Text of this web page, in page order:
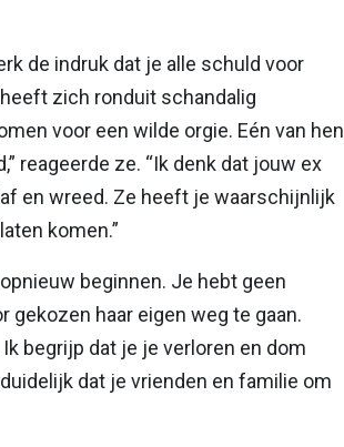
de indruk dat je alle schuld voor
zich ronduit schandalig
voor een wilde orgie. Eén van hen
reageerde ze. “Ik denk dat jouw ex
en wreed. Ze heeft je waarschijnlijk
komen.”
beginnen. Je hebt geen
gekozen haar eigen weg te gaan.
begrijp dat je je verloren en dom
dat je vrienden en familie om